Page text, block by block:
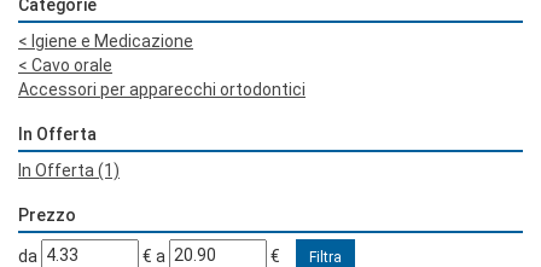
Categorie
< Igiene e Medicazione
< Cavo orale
Accessori per apparecchi ortodontici
In Offerta
In Offerta (1)
Prezzo
filtra
da € filtra
a €